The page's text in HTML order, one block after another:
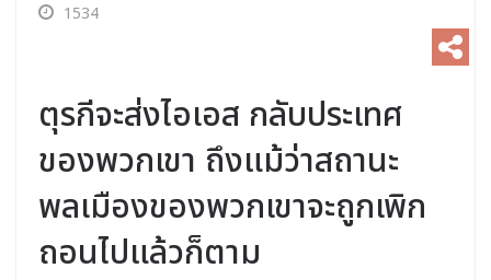
1534
ตุรกีจะส่งไอเอส กลับประเทศ
ของพวกเขา ถึงแม้ว่าสถานะ
พลเมืองของพวกเขาจะถูกเพิก
ถอนไปแล้วก็ตาม